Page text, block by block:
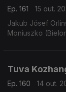
Ep. 161
15 out.
Jakub Jósef
Moniuszko
Tuva
Ep. 160
14 out.